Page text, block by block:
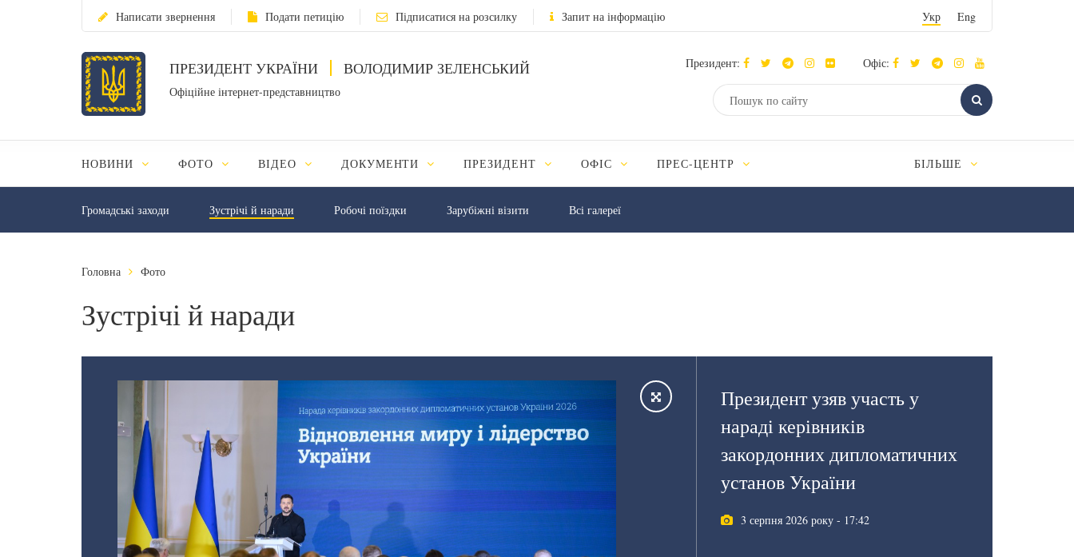
Написати звернення Подати петицію Підписатися на розсилку Запит на інформацію Укр Eng
ПРЕЗИДЕНТ УКРАЇНИ ВОЛОДИМИР ЗЕЛЕНСЬКИЙ
Офіційне інтернет-представництво
Президент: Офіс:
НОВИНИ ФОТО ВІДЕО ДОКУМЕНТИ ПРЕЗИДЕНТ ОФІС ПРЕС-ЦЕНТР БІЛЬШЕ
Громадські заходи Зустрічі й наради Робочі поїздки Зарубіжні візити Всі галереї
Головна Фото
Зустрічі й наради
Президент узяв участь у
нараді керівників
закордонних дипломатичних
установ України
3 серпня 2026 року - 17:42